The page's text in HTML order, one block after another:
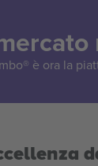
è ora la